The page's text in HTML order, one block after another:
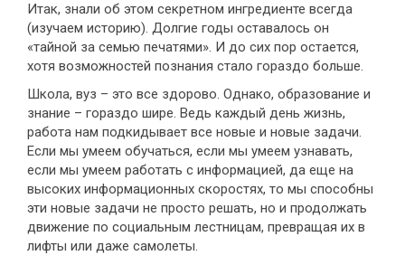
Итак, знали об этом секретном ингредиенте всегда
(изучаем историю). Долгие годы оставалось он
«тайной за семью печатями». И до сих пор остается,
хотя возможностей познания стало гораздо больше.
Школа, вуз – это все здорово. Однако, образование и
знание – гораздо шире. Ведь каждый день жизнь,
работа нам подкидывает все новые и новые задачи.
Если мы умеем обучаться, если мы умеем узнавать,
если мы умеем работать с информацией, да еще на
высоких информационных скоростях, то мы способны
эти новые задачи не просто решать, но и продолжать
движение по социальным лестницам, превращая их в
лифты или даже самолеты.